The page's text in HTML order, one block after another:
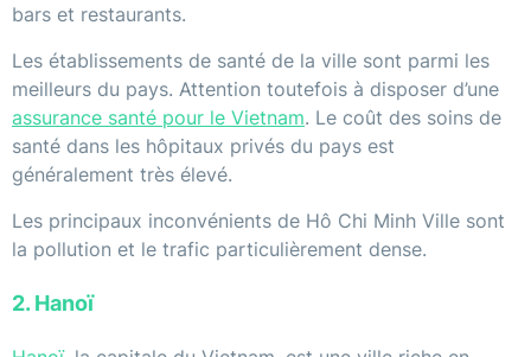
bars et restaurants.
Les établissements de santé de la ville sont parmi les
meilleurs du pays. Attention toutefois à disposer d’une
assurance santé pour le Vietnam. Le coût des soins de
santé dans les hôpitaux privés du pays est
généralement très élevé.
Les principaux inconvénients de Hô Chi Minh Ville sont
la pollution et le trafic particulièrement dense.
2. Hanoï